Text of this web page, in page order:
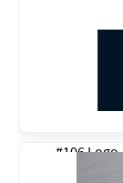
#106